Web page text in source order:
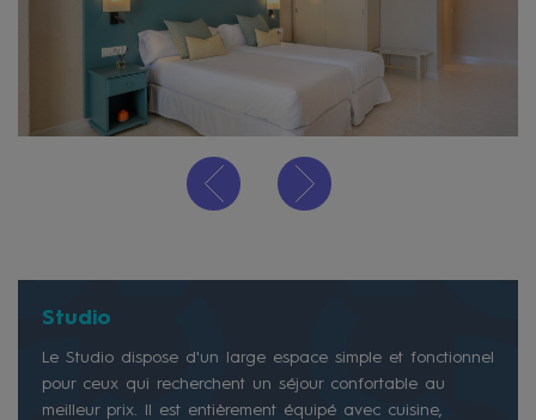
Studio
Le Studio dispose d'un large espace simple et fonctionnel
pour ceux qui recherchent un séjour confortable au
meilleur prix. Il est entièrement équipé avec cuisine,